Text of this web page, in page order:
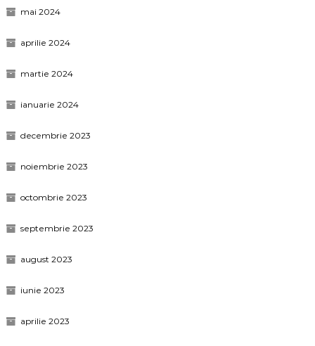
mai 2024
aprilie 2024
martie 2024
ianuarie 2024
decembrie 2023
noiembrie 2023
octombrie 2023
septembrie 2023
august 2023
iunie 2023
aprilie 2023